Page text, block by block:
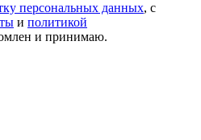
персональных данных, с
и политикой
и принимаю.